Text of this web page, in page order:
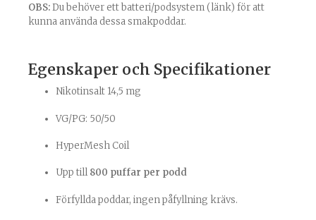
OBS:Du behöver ettbatteri/podsystem (länk) för att
kunna använda dessa smakpoddar.
Egenskaper och Specifikationer
Nikotinsalt 14,5 mg
VG/PG: 50/50
HyperMesh Coil
Upp till 800 puffar per podd
Förfyllda poddar, ingen påfyllning krävs.